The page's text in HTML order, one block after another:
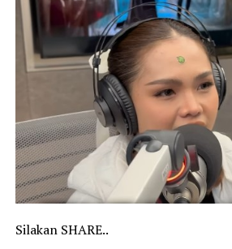
Silakan SHARE..